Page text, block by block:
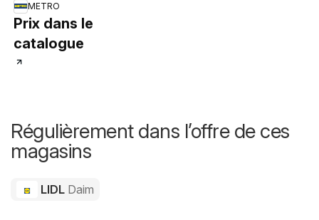
METRO
Prix dans le
catalogue
Régulièrement dans l’offre de ces
magasins
LIDL Daim